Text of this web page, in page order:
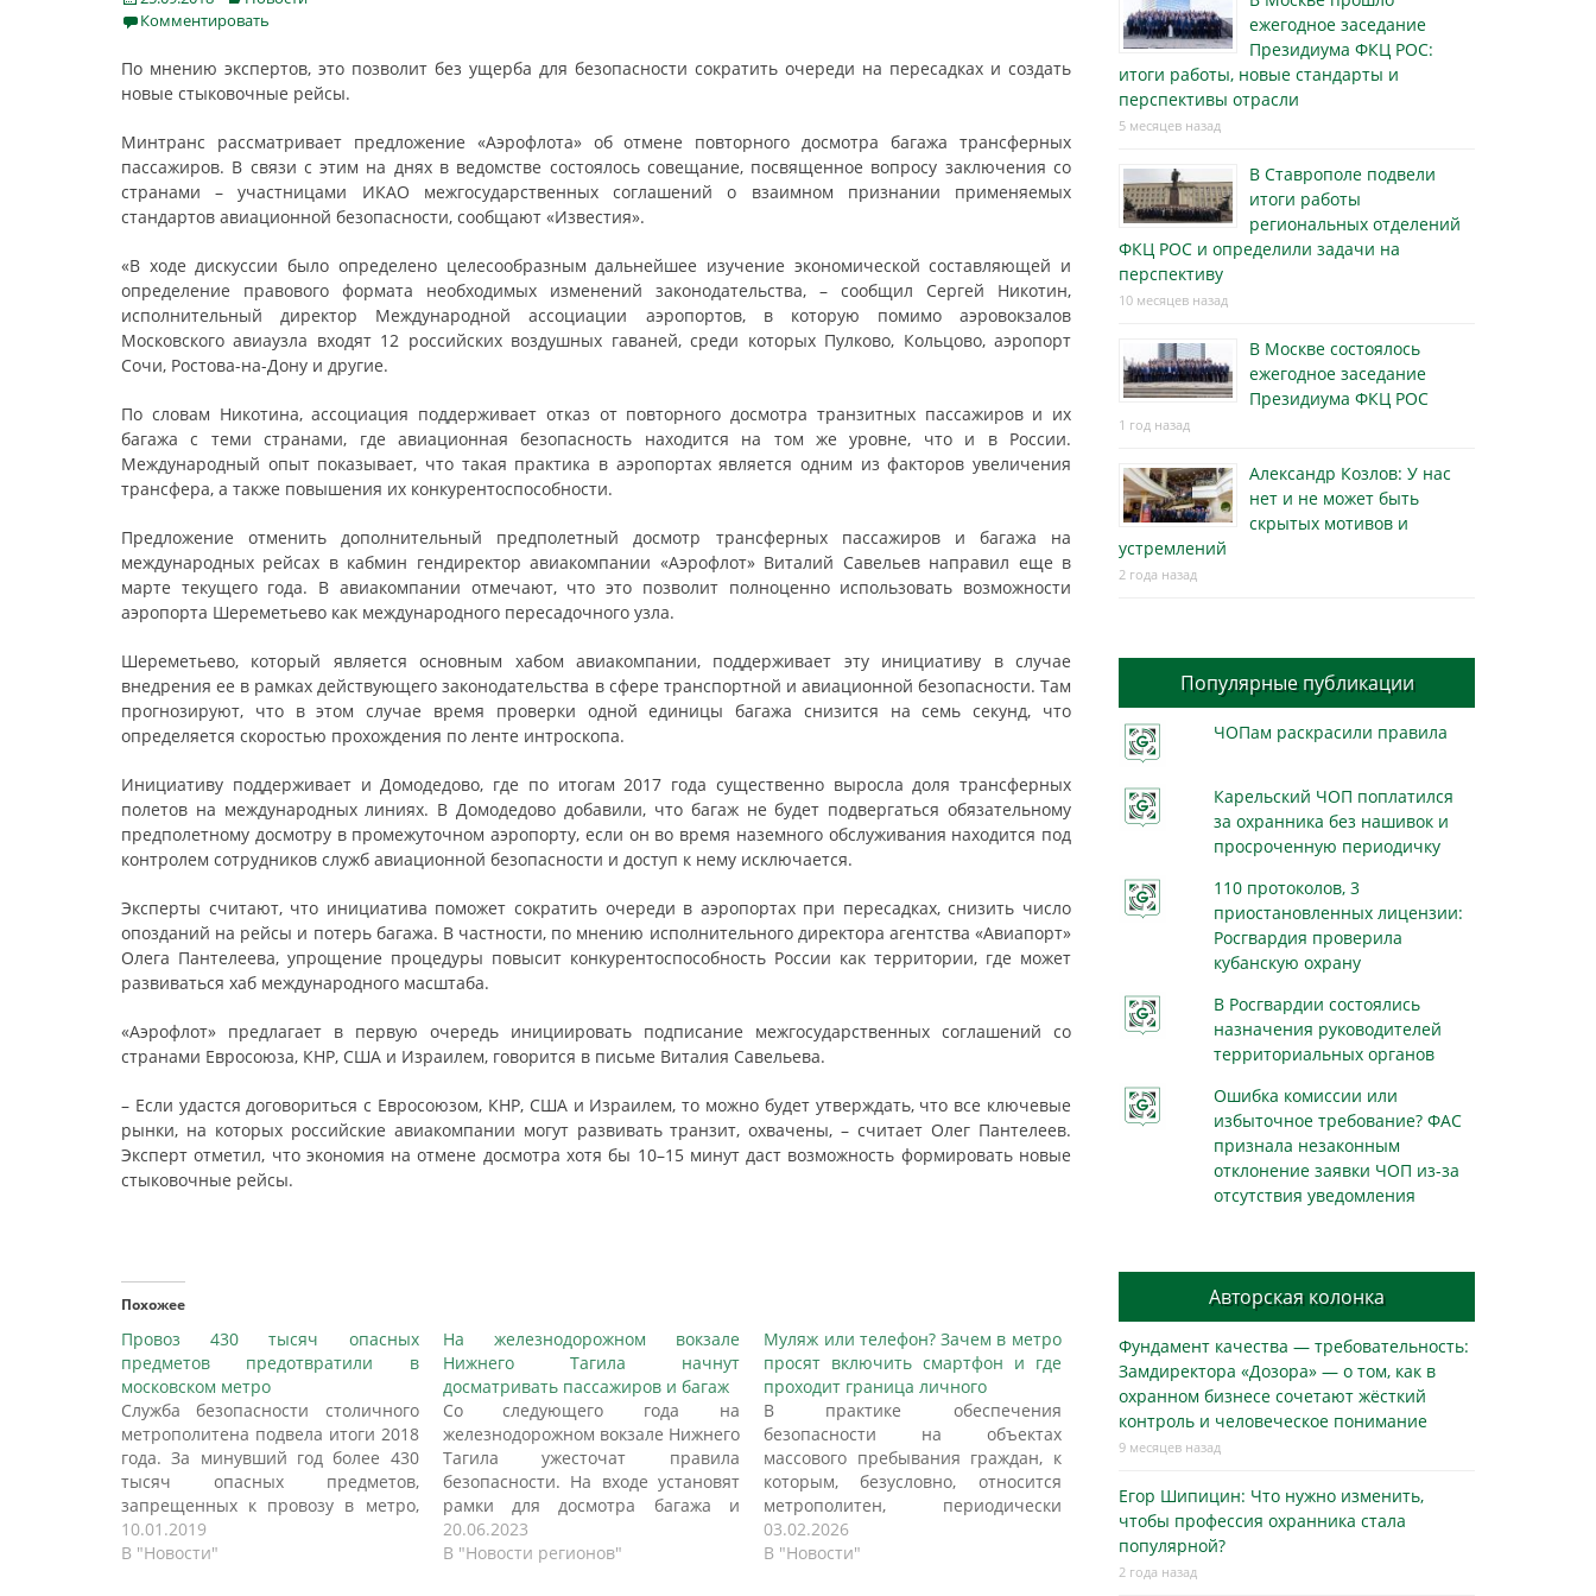
onКомментировать
По мнению экспертов, это позволит без ущерба для безопасности сократить очереди на пересадках и создать
новые стыковочные рейсы.
Минтранс рассматривает предложение «Аэрофлота» об отмене повторного досмотра багажа трансферных
пассажиров. В связи с этим на днях в ведомстве состоялось совещание, посвященное вопросу заключения со
странами – участницами ИКАО межгосударственных соглашений о взаимном признании применяемых
стандартов авиационной безопасности, сообщают «Известия».
«В ходе дискуссии было определено целесообразным дальнейшее изучение экономической составляющей и
определение правового формата необходимых изменений законодательства, – сообщил Сергей Никотин,
исполнительный директор Международной ассоциации аэропортов, в которую помимо аэровокзалов
Московского авиаузла входят 12 российских воздушных гаваней, среди которых Пулково, Кольцово, аэропорт
Сочи, Ростова-на-Дону и другие.
По словам Никотина, ассоциация поддерживает отказ от повторного досмотра транзитных пассажиров и их
багажа с теми странами, где авиационная безопасность находится на том же уровне, что и в России.
Международный опыт показывает, что такая практика в аэропортах является одним из факторов увеличения
трансфера, а также повышения их конкурентоспособности.
Предложение отменить дополнительный предполетный досмотр трансферных пассажиров и багажа на
международных рейсах в кабмин гендиректор авиакомпании «Аэрофлот» Виталий Савельев направил еще в
марте текущего года. В авиакомпании отмечают, что это позволит полноценно использовать возможности
аэропорта Шереметьево как международного пересадочного узла.
Шереметьево, который является основным хабом авиакомпании, поддерживает эту инициативу в случае
внедрения ее в рамках действующего законодательства в сфере транспортной и авиационной безопасности. Там
прогнозируют, что в этом случае время проверки одной единицы багажа снизится на семь секунд, что
определяется скоростью прохождения по ленте интроскопа.
Инициативу поддерживает и Домодедово, где по итогам 2017 года существенно выросла доля трансферных
полетов на международных линиях. В Домодедово добавили, что багаж не будет подвергаться обязательному
предполетному досмотру в промежуточном аэропорту, если он во время наземного обслуживания находится под
контролем сотрудников служб авиационной безопасности и доступ к нему исключается.
Эксперты считают, что инициатива поможет сократить очереди в аэропортах при пересадках, снизить число
опозданий на рейсы и потерь багажа. В частности, по мнению исполнительного директора агентства «Авиапорт»
Олега Пантелеева, упрощение процедуры повысит конкурентоспособность России как территории, где может
развиваться хаб международного масштаба.
«Аэрофлот» предлагает в первую очередь инициировать подписание межгосударственных соглашений со
странами Евросоюза, КНР, США и Израилем, говорится в письме Виталия Савельева.
– Если удастся договориться с Евросоюзом, КНР, США и Израилем, то можно будет утверждать, что все ключевые
рынки, на которых российские авиакомпании могут развивать транзит, охвачены, – считает Олег Пантелеев.
Эксперт отметил, что экономия на отмене досмотра хотя бы 10–15 минут даст возможность формировать новые
стыковочные рейсы.
Похожее
Провоз 430 тысяч опасных
предметов предотвратили в
московском метро
Служба безопасности столичного
метрополитена подвела итоги 2018
года. За минувший год более 430
тысяч опасных предметов,
запрещенных к провозу в метро,
было выявлено сотрудниками
службы безопасности при
10.01.2019
В "Новости"
На железнодорожном вокзале
Нижнего Тагила начнут
досматривать пассажиров и багаж
Со следующего года на
железнодорожном вокзале Нижнего
Тагила ужесточат правила
безопасности. На входе установят
рамки для досмотра багажа и
пассажиров, пишет ИА «Все
новости». В здании вокзала также
20.06.2023
В "Новости регионов"
Муляж или телефон? Зачем в метро
просят включить смартфон и где
проходит граница личного
В практике обеспечения
безопасности на объектах
массового пребывания граждан, к
которым, безусловно, относится
метрополитен, периодически
появляются новые, иногда
вызывающие вопросы меры.
03.02.2026
В "Новости"
ежегодное заседание
Президиума ФКЦ РОС:
итоги работы, новые стандарты и
перспективы отрасли
5 месяцев назад
В Ставрополе подвели
итоги работы
региональных отделений
ФКЦ РОС и определили задачи на
перспективу
10 месяцев назад
В Москве состоялось
ежегодное заседание
Президиума ФКЦ РОС
1 год назад
Александр Козлов: У нас
нет и не может быть
скрытых мотивов и
устремлений
2 года назад
Популярные публикации
ЧОПам раскрасили правила
Карельский ЧОП поплатился
за охранника без нашивок и
просроченную периодичку
110 протоколов, 3
приостановленных лицензии:
Росгвардия проверила
кубанскую охрану
В Росгвардии состоялись
назначения руководителей
территориальных органов
Ошибка комиссии или
избыточное требование? ФАС
признала незаконным
отклонение заявки ЧОП из-за
отсутствия уведомления
Авторская колонка
Фундамент качества — требовательность:
Замдиректора «Дозора» — о том, как в
охранном бизнесe сочетают жёсткий
контроль и человеческое понимание
9 месяцев назад
Егор Шипицин: Что нужно изменить,
чтобы профессия охранника стала
популярной?
2 года назад